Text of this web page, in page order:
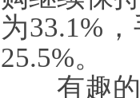
为33.1%
25.5%。
有趣的